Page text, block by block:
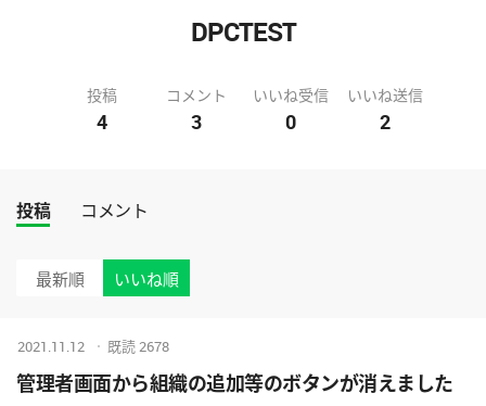
DPCTEST
投稿
4
コメント
3
いいね受信
0
いいね送信
2
投稿 コメント
最新順 いいね順
管理者画面から組織の追加等のボタンが消えました
2021.11.12 既読2678